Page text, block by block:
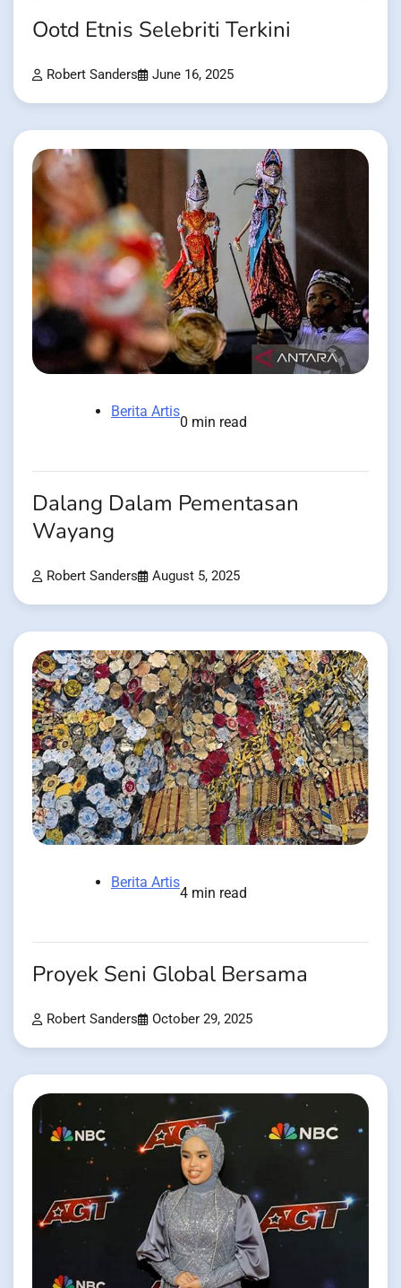
Ootd Etnis Selebriti Terkini
Robert Sanders June 16, 2025
Berita Artis
0 min read
Dalang Dalam Pementasan
Wayang
Robert Sanders August 5, 2025
Berita Artis
4 min read
Proyek Seni Global Bersama
Robert Sanders October 29, 2025